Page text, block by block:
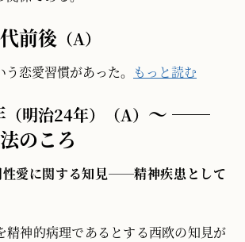
前後 （A）
う恋愛習慣があった。 もっと読む
（明治24年） （A） ～ ──
のころ
性愛に関する知見──精神疾患として
精神的病理であるとする西欧の知見が